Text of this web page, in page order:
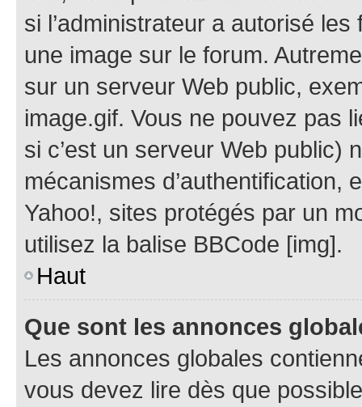
si l’administrateur a autorisé
une image sur le forum.
sur un serveur Web public,
image.gif. Vous ne pouvez pas
si c’est un serveur Web public)
mécanismes d’authentification,
Yahoo!, sites protégés par un
utilisez la balise BBCode [img].
Haut
Que sont les annonces
Les annonces globales
vous devez lire dès que